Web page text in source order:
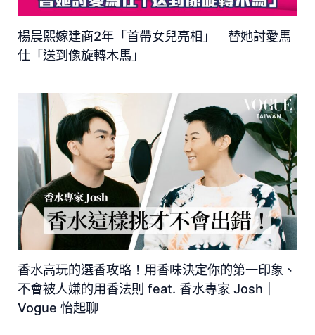
楊晨熙嫁建商2年「首帶女兒亮相」 替她討愛馬
仕「送到像旋轉木馬」
香水高玩的選香攻略！用香味決定你的第一印象、
不會被人嫌的用香法則 feat. 香水專家 Josh｜
Vogue 怡起聊